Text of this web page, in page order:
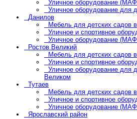
Уличное оборудование
Уличное оборудование для
Данилов
Мебель для детских садов
Уличное и спортивное
Уличное оборудование
Ростов Великий
Мебель для детских садов
Уличное и спортивное
Уличное оборудование для
Великом
Тутаев
Мебель для детских садов
Уличное и спортивное
Уличное оборудование
Ярославский район